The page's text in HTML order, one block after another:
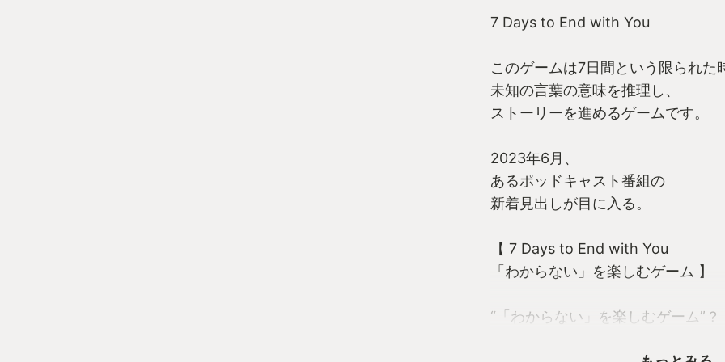
7 Days to End with You
このゲームは7日間という限られた
未知の言葉の意味を推理し、
ストーリーを進めるゲームです。
2023年6月、
あるポッドキャスト番組の
新着見出しが目に入る。
【 7 Days to End with You
「わからない」を楽しむゲーム 】
“「わからない」を楽しむゲーム”？